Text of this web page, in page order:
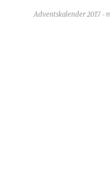
Adventskalender 2017 -